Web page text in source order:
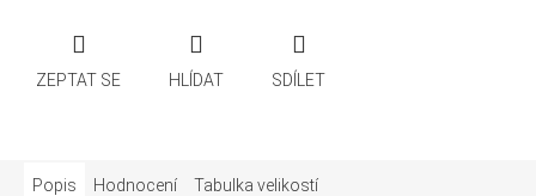
ZEPTAT SE HLÍDAT SDÍLET
Popis Hodnocení Tabulka velikostí